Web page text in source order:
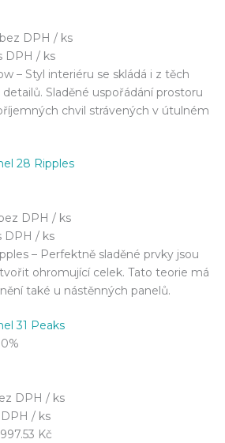
bez DPH / ks
DPH / ks
– Styl interiéru se skládá i z těch
Sladěné uspořádání prostoru
chvil strávených v útulném
28 Ripples
bez DPH / ks
DPH / ks
– Perfektně sladěné prvky jsou
ohromující celek. Tato teorie má
také u nástěnných panelů.
31 Peaks
DPH / ks
DPH / ks
997.53 Kč